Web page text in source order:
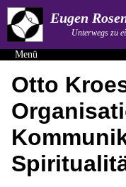
Eugen
Unterwegs zu
Menü
Otto